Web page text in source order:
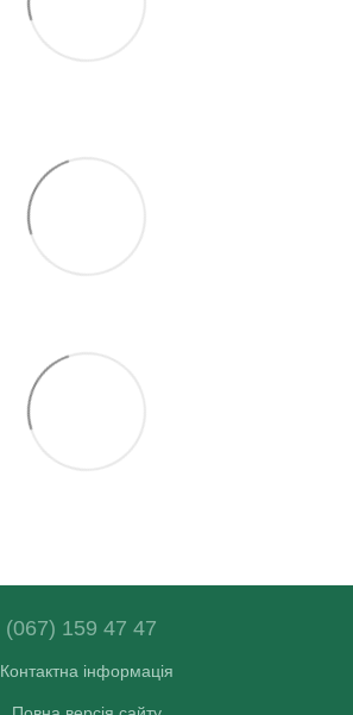
(067) 159 47 47
Контактна інформація